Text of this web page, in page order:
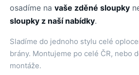
osadíme na vaše zděné sloupky
sloupky z naší nabídky.
Sladíme do jednoho stylu celé
brány. Montujeme po celé ČR, nebo
montáže.